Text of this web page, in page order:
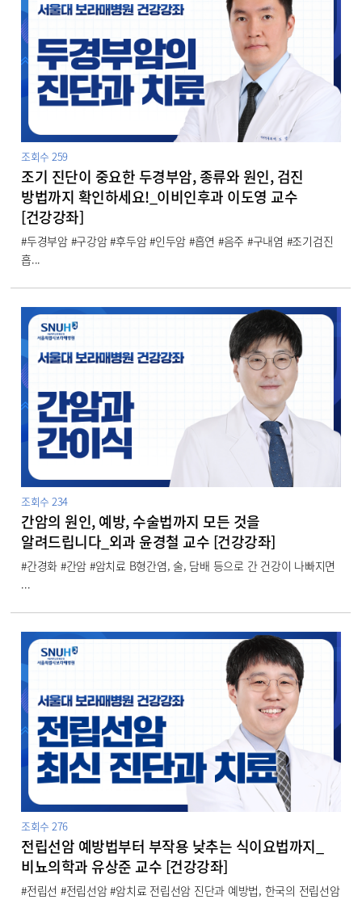
조회수259
조기 진단이 중요한 두경부암, 종류와 원인, 검진
방법까지 확인하세요!_이비인후과 이도영 교수
[건강강좌]
#두경부암 #구강암 #후두암 #인두암 #흡연 #음주 #구내염 #조기검진
흡...
조회수234
간암의 원인, 예방, 수술법까지 모든 것을
알려드립니다_외과 윤경철 교수 [건강강좌]
#간경화 #간암 #암치료 B형간염, 술, 담배 등으로 간 건강이 나빠지면
...
조회수276
전립선암 예방법부터 부작용 낮추는 식이요법까지_
비뇨의학과 유상준 교수 [건강강좌]
#전립선 #전립선암 #암치료 전립선암 진단과 예방법, 한국의 전립선암